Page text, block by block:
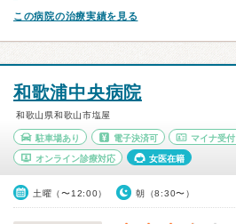
この病院の治療実績を見る
和歌浦中央病院
和歌山県和歌山市塩屋
駐車場あり 電子決済可 マイナ受付
オンライン診療対応 女医在籍
土曜（〜12:00） 朝（8:30〜）